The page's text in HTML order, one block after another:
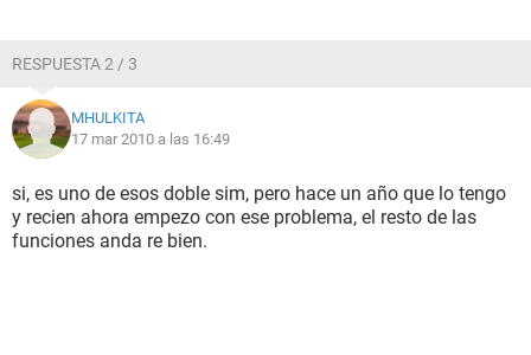
RESPUESTA 2 / 3
MHULKITA
17 mar 2010 a las 16:49
si, es uno de esos doble sim, pero hace un año que lo tengo
y recien ahora empezo con ese problema, el resto de las
funciones anda re bien.